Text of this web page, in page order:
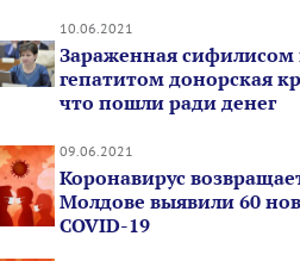
10.06.2021
Зараженная сифилисом
гепатитом донорская
что пошли ради денег
09.06.2021
Коронавирус
Молдове выявили 60
COVID-19